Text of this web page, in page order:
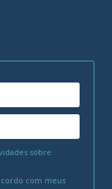
sobre
com meus